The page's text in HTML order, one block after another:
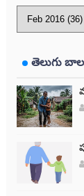
తెలుగు బాల